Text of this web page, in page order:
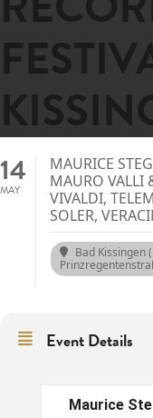
14
MAY
MAURICE
MAURO VALLI
VIVALDI,
SOLER,
Bad Kissingen
Event Details
Maurice